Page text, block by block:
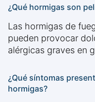
¿Qué hormigas son
Las hormigas de
pueden provocar
alérgicas graves en
¿Qué síntomas
hormigas?